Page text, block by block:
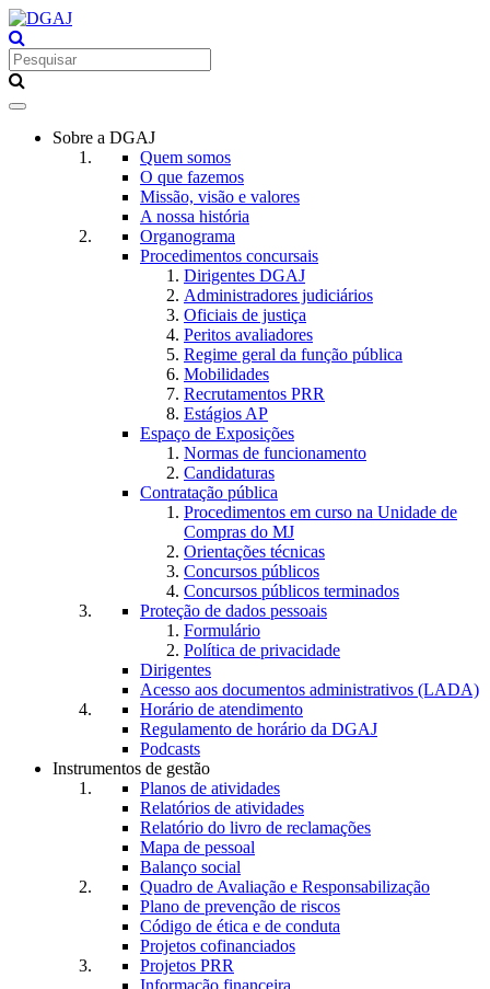
Toggle
navigationSobre a DGAJ
Quem somos
O que fazemos
Missão, visão e valores
A nossa história
Organograma
Procedimentos concursais
Dirigentes DGAJ
Administradores judiciários
Oficiais de justiça
Peritos avaliadores
Regime geral da função pública
Mobilidades
Recrutamentos PRR
Estágios AP
Espaço de Exposições
Normas de funcionamento
Candidaturas
Contratação pública
Procedimentos em curso na Unidade de
Compras do MJ
Orientações técnicas
Concursos públicos
Concursos públicos terminados
Proteção de dados pessoais
Formulário
Política de privacidade
Dirigentes
Acesso aos documentos administrativos (LADA)
Horário de atendimento
Regulamento de horário da DGAJ
Podcasts
Instrumentos de gestão
Planos de atividades
Relatórios de atividades
Relatório do livro de reclamações
Mapa de pessoal
Balanço social
Quadro de Avaliação e Responsabilização
Plano de prevenção de riscos
Código de ética e de conduta
Projetos cofinanciados
Projetos PRR
Informação financeira